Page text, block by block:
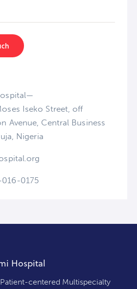
Iseko Street, off
Avenue, Central Business
Nigeria
0175
Hospital
centered Multispecialty